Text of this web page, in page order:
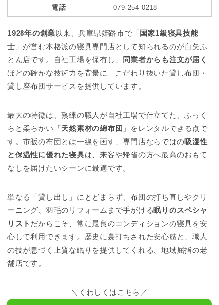
電話 079-254-0218
1928年の創業以来、兵庫県姫路市で「国家1級寝具技能
士 」が営む本格派の寝具専門店として知られるのが白矢ふ
とん店です。自社工場を保有し、
同業者からも注文が届く
ほどの確かな技術力を背景に、こだわり抜いた貸し布団・
貸し座布団サービスを提供しています。
最大の特徴は、熟練の職人が自社工場で仕立てた、ふっく
らと柔らかい「天然素材の綿布団 」をレンタルできる点で
す。市販の布団とは一線を画す、専門店ならではの吸湿性
と保温性に優れた寝具は、来客や帰省の方へ最高のおもて
なしを届けたいシーンに最適です。
単なる「貸し出し」にとどまらず、布団の打ち直しやクリ
ーニング、羽毛のリフォームまで手がける眠りのスペシャ
リスト だからこそ、常に最良のコンディションの寝具を安
心して利用できます。歴史に裏打ちされた安心感と、職人
の技が息づく上質な眠りを提供してくれる、地域屈指の老
舗店です。
＼くわしくはこちら／